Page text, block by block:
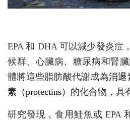
EPA 和 DHA 可以減少發炎症
候群、心臟病、糖尿病和腎
體將這些脂肪酸代謝成為消退
素（protectins） 的化合物，具
研究發現，食用鮭魚或 EPA